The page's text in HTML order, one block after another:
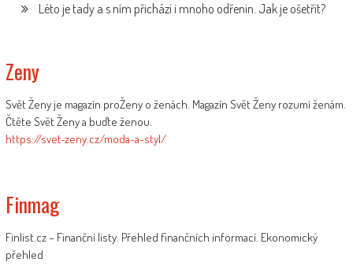
Léto je tady a s ním přichází i mnoho odřenin. Jak je ošetřit?
Zeny
Svět Ženy je magazín proŽeny o ženách. Magazín Svět Ženy rozumí ženám.
Čtěte Svět Ženy a buďte ženou.
https://svet-zeny.cz/moda-a-styl/
Finmag
Finlist.cz – Finanční listy. Přehled finančních informací. Ekonomický
přehled